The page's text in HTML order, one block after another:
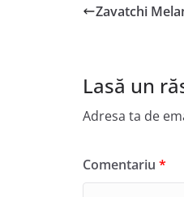
Zavatchi
Lasă un
Adresa ta de
Comentariu *